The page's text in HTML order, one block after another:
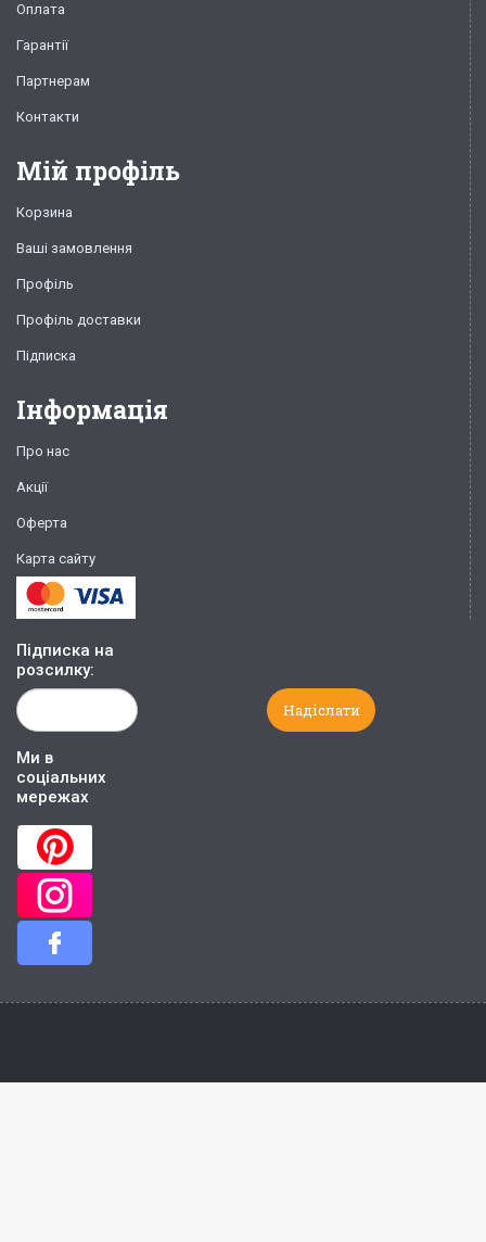
Оплата
Гарантії
Партнерам
Контакти
Мій профіль
Корзина
Ваші замовлення
Профіль
Профіль доставки
Підписка
Інформація
Про нас
Акції
Оферта
Карта сайту
Підписка на
розсилку:
Ми в
соціальних
мережах